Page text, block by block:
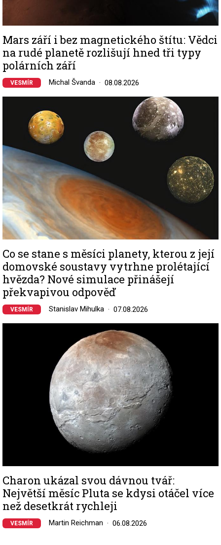
Mars září i bez magnetického štítu: Vědci
na rudé planetě rozlišují hned tři typy
polárních září
VESMÍR Michal Švanda 08.08.2026
Co se stane s měsíci planety, kterou z její
domovské soustavy vytrhne prolétající
hvězda? Nové simulace přinášejí
překvapivou odpověď
VESMÍR Stanislav Mihulka 07.08.2026
Charon ukázal svou dávnou tvář:
Největší měsíc Pluta se kdysi otáčel více
než desetkrát rychleji
VESMÍR Martin Reichman 06.08.2026